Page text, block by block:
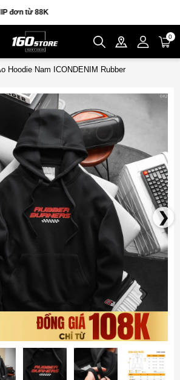
đơn từ 88K
0
Hoodie Nam ICONDENIM Rubber